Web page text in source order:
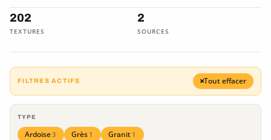
202
TEXTURES
2
SOURCES
FILTRES ACTIFS Tout effacer
TYPE
Ardoise 3 Grès 1 Granit 1